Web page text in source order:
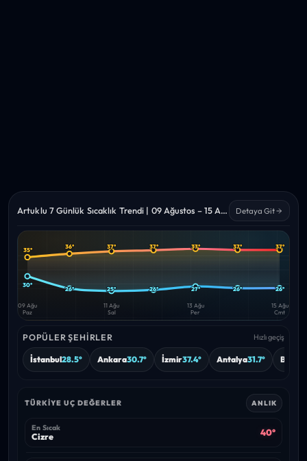
Artuklu 7 Günlük Sıcaklık Trendi | 09 Ağustos – 15 Ağustos 2026 Detaya Git
Yüksek Düşük
35°
30°
36°
26°
37°
25°
37°
26°
37°
27°
37°
26°
37°
26°
09 Ağu
Paz
11 Ağu
Sal
13 Ağu
Per
15 Ağu
Cmt
POPÜLER ŞEHIRLER Hızlı geçiş
İstanbul28.5° Ankara30.7° İzmir37.4° Antalya31.7° Bursa
TÜRKIYE UÇ DEĞERLER ANLIK
En Sıcak
Cizre 40°